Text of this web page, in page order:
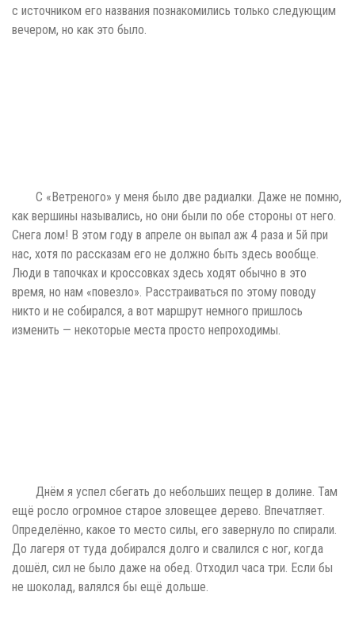
с источником его названия познакомились только следующим
вечером, но как это было.
С «Ветреного» у меня было две радиалки. Даже не помню,
как вершины назывались, но они были по обе стороны от него.
Снега лом! В этом году в апреле он выпал аж 4 раза и 5й при
нас, хотя по рассказам его не должно быть здесь вообще.
Люди в тапочках и кроссовках здесь ходят обычно в это
время, но нам «повезло». Расстраиваться по этому поводу
никто и не собирался, а вот маршрут немного пришлось
изменить — некоторые места просто непроходимы.
Днём я успел сбегать до небольших пещер в долине. Там
ещё росло огромное старое зловещее дерево. Впечатляет.
Определённо, какое то место силы, его завернуло по спирали.
До лагеря от туда добирался долго и свалился с ног, когда
дошёл, сил не было даже на обед. Отходил часа три. Если бы
не шоколад, валялся бы ещё дольше.